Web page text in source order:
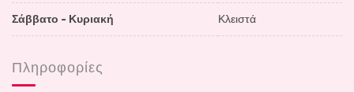
Σάββατο - Κυριακή Κλειστά
Πληροφορίες